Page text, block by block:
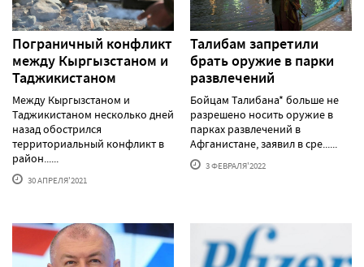
Пограничный конфликт
между Кыргызстаном и
Таджикистаном
Между Кыргызстаном и
Таджикистаном несколько дней
назад обострился
территориальный конфликт в
район......
30 АПРЕЛЯ'2021
Талибам запретили
брать оружие в парки
развлечений
Бойцам Талибана* больше не
разрешено носить оружие в
парках развлечений в
Афганистане, заявил в сре......
3 ФЕВРАЛЯ'2022